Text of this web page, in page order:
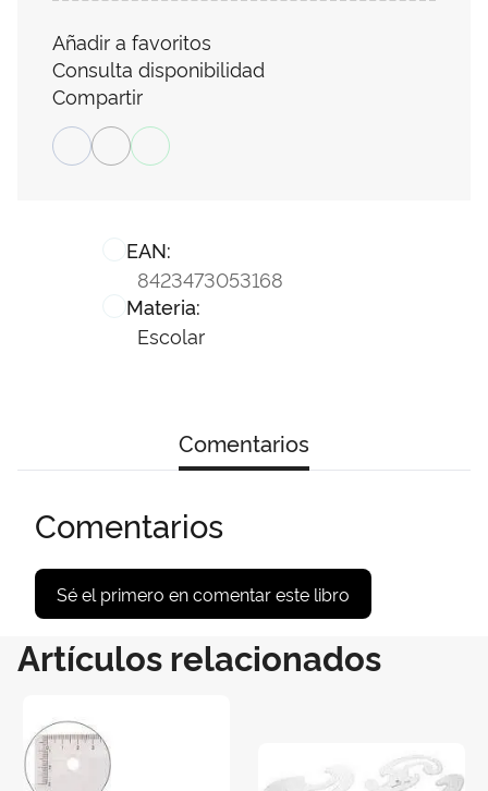
EAN:
8423473053168
Materia:
Escolar
Añadir a favoritos
Consulta disponibilidad
Compartir
Comentarios
Comentarios
Sé el primero en comentar este libro
Artículos relacionados